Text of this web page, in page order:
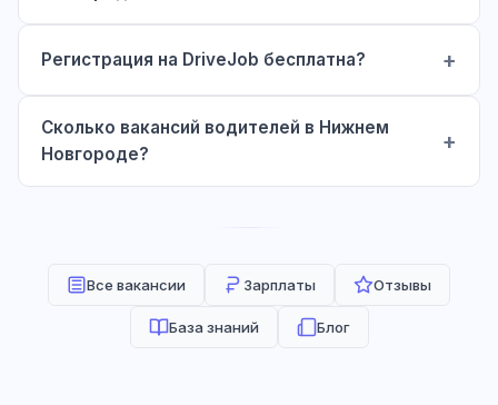
Регистрация на DriveJob бесплатна?
Сколько вакансий водителей в Нижнем
Новгороде?
Все вакансии Зарплаты Отзывы
База знаний Блог